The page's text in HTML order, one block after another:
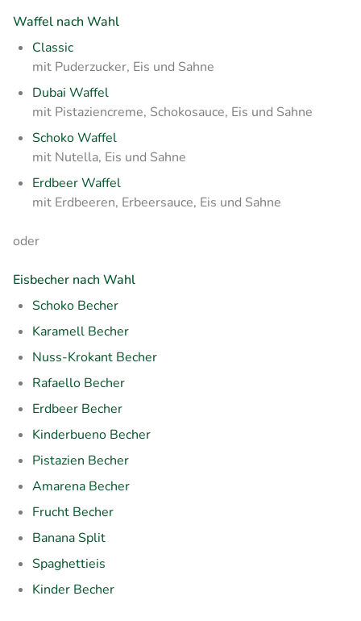
Waffel nach Wahl
Classic
mit Puderzucker, Eis und Sahne
Dubai Waffel
mit Pistaziencreme, Schokosauce, Eis und Sahne
Schoko Waffel
mit Nutella, Eis und Sahne
Erdbeer Waffel
mit Erdbeeren, Erbeersauce, Eis und Sahne
oder
Eisbecher nach Wahl
Schoko Becher
Karamell Becher
Nuss-Krokant Becher
Rafaello Becher
Erdbeer Becher
Kinderbueno Becher
Pistazien Becher
Amarena Becher
Frucht Becher
Banana Split
Spaghettieis
Kinder Becher